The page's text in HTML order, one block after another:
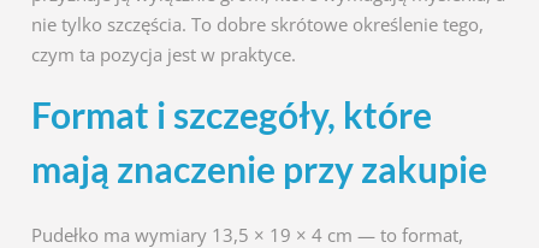
nie tylko szczęścia. To dobre skrótowe określenie tego,
czym ta pozycja jest w praktyce.
Format i szczegóły, które
mają znaczenie przy zakupie
Pudełko ma wymiary 13,5 × 19 × 4 cm — to format,